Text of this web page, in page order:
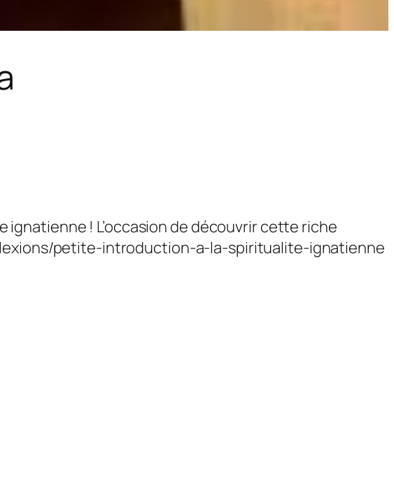
ignatienne ! L’occasion de découvrir cette riche
petite-introduction-a-la-spiritualite-ignatienne